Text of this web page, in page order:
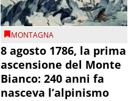
MONTAGNA
8 agosto 1786, la prima
ascensione del Monte
Bianco: 240 anni fa
nasceva l’alpinismo